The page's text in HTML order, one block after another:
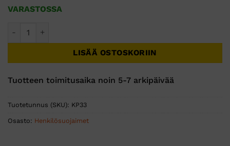
VARASTOSSA
LISÄÄ OSTOSKORIIN
Tuotteen toimitusaika noin 5-7 arkipäivää
Tuotetunnus (SKU): KP33
Osasto: Henkilösuojaimet